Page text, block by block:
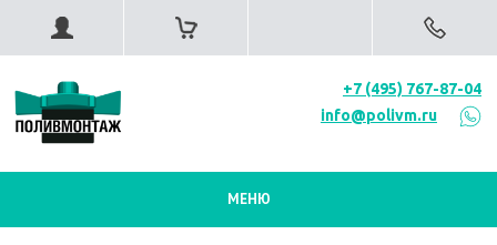
+7 (495) 767-87-04
info@polivm.ru
МЕНЮ